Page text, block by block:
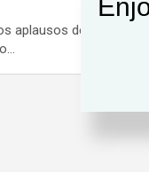
aplausos dedicados